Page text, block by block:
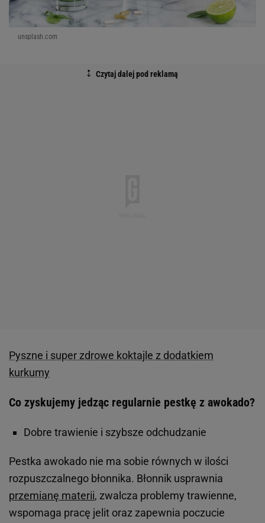
unsplash.com
Pyszne i super zdrowe koktajle z dodatkiem
kurkumy
Co zyskujemy jedząc regularnie pestkę z awokado?
Dobre trawienie i szybsze odchudzanie
Pestka awokado nie ma sobie równych w ilości
rozpuszczalnego błonnika. Błonnik usprawnia
przemianę materii, zwalcza problemy trawienne,
wspomaga pracę jelit oraz zapewnia poczucie